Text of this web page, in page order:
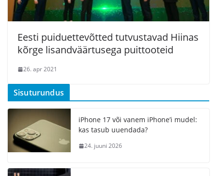
Eesti puiduettevõtted tutvustavad Hiinas
kõrge lisandväärtusega puittooteid
26. apr 2021
Sisuturundus
iPhone 17 või vanem iPhone’i mudel:
kas tasub uuendada?
24. juuni 2026